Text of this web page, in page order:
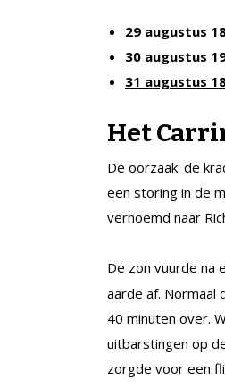
29 augustus
30 augustus
31 augustus
Het
De oorzaak: de
een storing in de
vernoemd naar
De zon vuurde na
aarde af. Normaal
40 minuten over.
uitbarstingen op
zorgde voor een